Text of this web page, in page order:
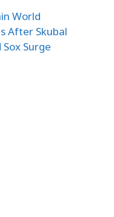
World
After Skubal
Surge